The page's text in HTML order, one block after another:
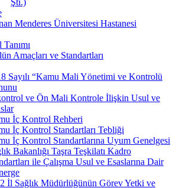
Menderes Üniversitesi Hastanesi
Amaçları ve Standartları
Sayılı “Kamu Mali Yönetimi ve Kontrolü
ve Ön Mali Kontrole İlişkin Usul ve
İç Kontrol Rehberi
İç Kontrol Standartları Tebliği
İç Kontrol Standartlarına Uyum Genelgesi
Bakanlığı Taşra Teşkilatı Kadro
ile Çalışma Usul ve Esaslarına Dair
İl Sağlık Müdürlüğünün Görev Yetki ve